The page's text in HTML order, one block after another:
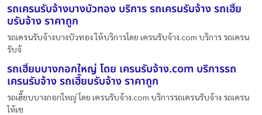
รถเครนรับจ้างบางบัวทอง บริการ รถเครนรับจ้าง รถเฮี๊ย
บรับจ้าง ราคาถูก
รถเครนรับจ้างบางบัวทอง ให้บริการโดย เครนรับจ้าง.com บริการ รถเครน
รับจ้
รถเฮี๊ยบบางกอกใหญ่ โดย เครนรับจ้าง.com บริการรถ
เครนรับจ้าง รถเฮี๊ยบรับจ้าง ราคาถูก
รถเฮี๊ยบบางกอกใหญ่ โดย เครนรับจ้าง.com บริการรถเครนรับจ้าง รถเครน
ให้เช